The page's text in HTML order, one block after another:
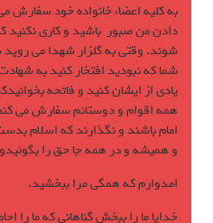
به كلیه اعضاء خانواده خود
دادن من صبور باشید و كاری
شوند. وقتی به گلزار شهدا می
شما كه نبودید افتخار كنید به
یادی از ایشان كنید و فاتحه
همه اقوام و دوستانم سفارش می
امام باشند و نگذارند كه اسلام
و همیشه و در همه جا حق را بگوئیدو
امدوارم كه همگی مرا ببخشید.
خدایا ما را ببخش گناهانی كه ما را